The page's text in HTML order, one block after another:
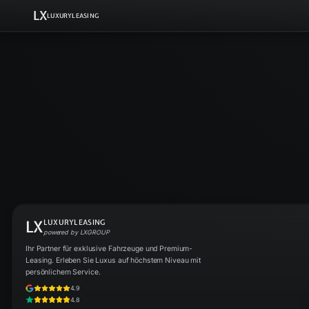
LXLUXURYLEASING
LXLUXURYLEASING
powered by LXGROUP
Ihr Partner für exklusive Fahrzeuge und Premium-
Leasing. Erleben Sie Luxus auf höchstem Niveau mit
persönlichem Service.
4.9
4.8